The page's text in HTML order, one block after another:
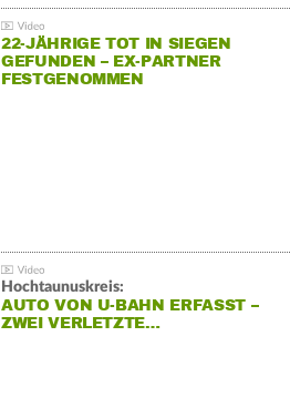
22-JÄHRIGE TOT IN SIEGEN
GEFUNDEN – EX-PARTNER
FESTGENOMMEN
Hochtaunuskreis:
AUTO VON U-BAHN ERFASST –
ZWEI VERLETZTE…